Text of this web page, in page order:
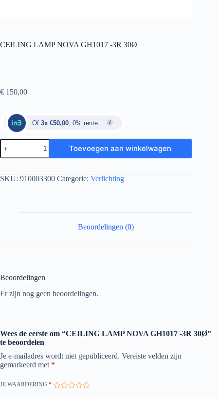
CEILING LAMP NOVA GH1017 -3R 30Ø
€ 150,00
Of 3x €50,00 , 0% rente
Toevoegen aan winkelwagen
SKU: 910003300 Categorie: Verlichting
Beoordelingen (0)
Beoordelingen
Er zijn nog geen beoordelingen.
Wees de eerste om “CEILING LAMP NOVA GH1017 -3R 30Ø”
te beoordelen
Je e-mailadres wordt niet gepubliceerd. Vereiste velden zijn
gemarkeerd met *
JE WAARDERING *